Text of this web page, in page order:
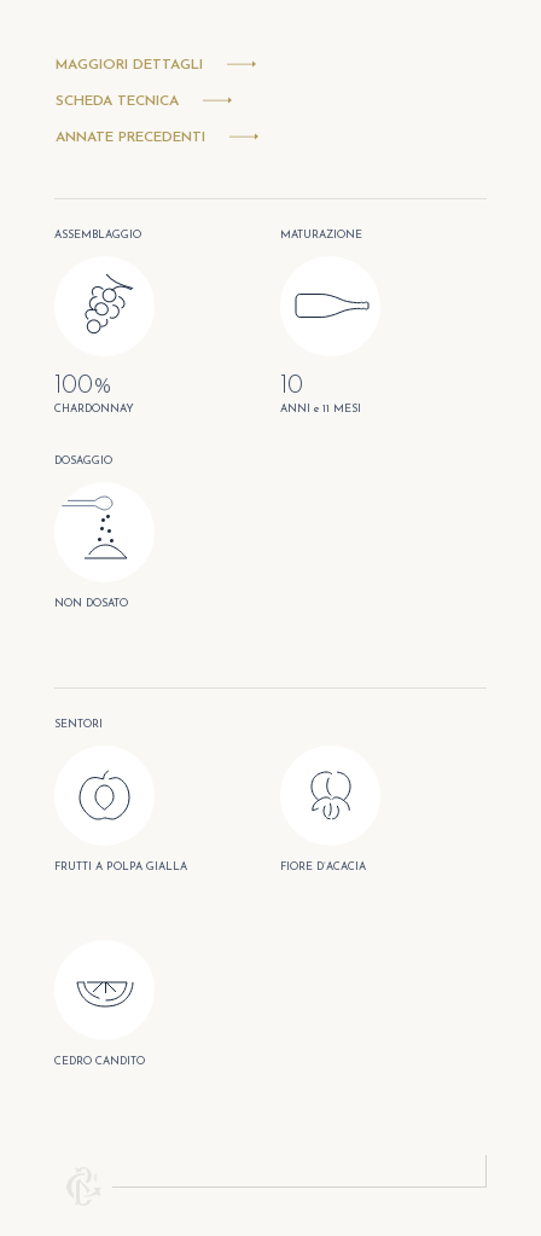
MAGGIORI DETTAGLI
SCHEDA TECNICA
ANNATE PRECEDENTI
ASSEMBLAGGIO
100%
CHARDONNAY
MATURAZIONE
10
ANNI e 11 MESI
DOSAGGIO
NON DOSATO
SENTORI
FRUTTI A POLPA GIALLA FIORE D’ACACIA
CEDRO CANDITO